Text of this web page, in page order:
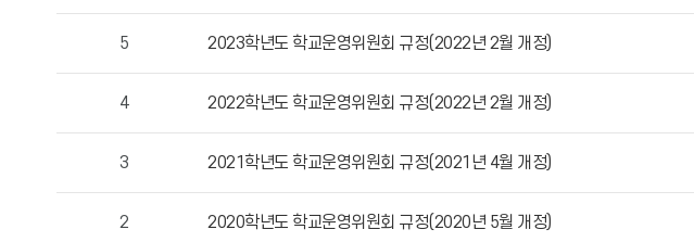
번
5 2023학년도 학교운영위원회 규정(2022년 2월 개정)
4 2022학년도 학교운영위원회 규정(2022년 2월 개정)
3 2021학년도 학교운영위원회 규정(2021년 4월 개정)
2 2020학년도 학교운영위원회 규정(2020년 5월 개정)